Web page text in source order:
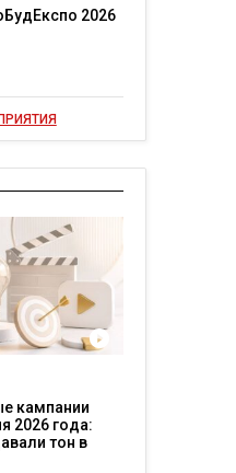
2026
кампании
2026 года:
тон в